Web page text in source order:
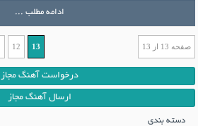
ادامه مطلب ...
صفحه 13 از 13 12 13
درخواست آهنگ مجاز
ارسال آهنگ مجاز
دسته بندی